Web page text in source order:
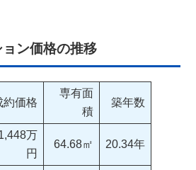
ン価格の推移
約価格
専有面
積
築年数
万
円
64.68㎡ 20.34年